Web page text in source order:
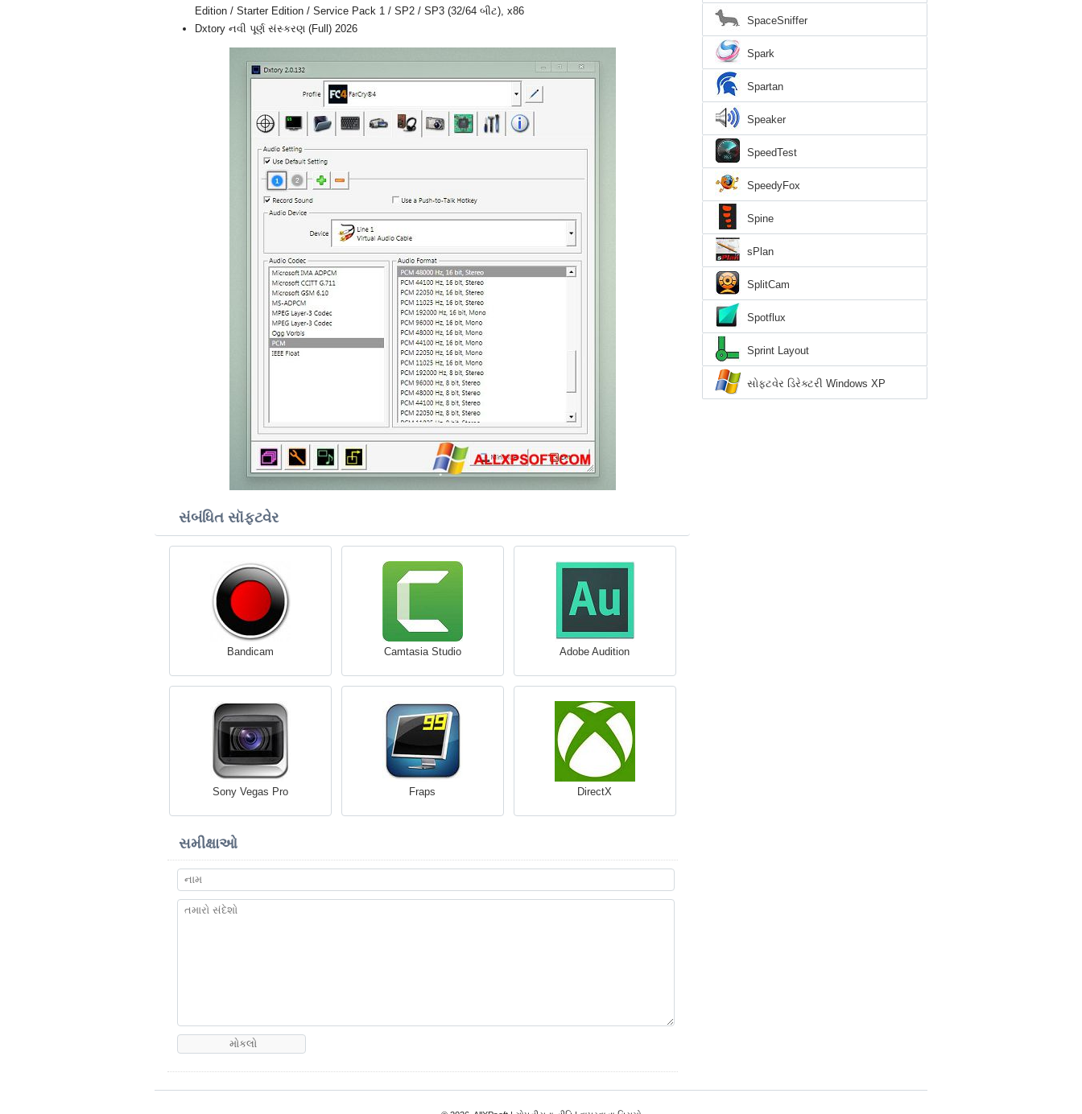
Edition / Starter Edition / Service Pack 1 / SP2 / SP3 (32/64 બીટ), x86
Dxtory નવી પૂર્ણ સંસ્કરણ (Full) 2026
સંબંધિત સૉફ્ટવેર
Bandicam Camtasia Studio Adobe Audition
Sony Vegas Pro Fraps DirectX
સમીક્ષાઓ
SpaceSniffer
Spark
Spartan
Speaker
SpeedTest
SpeedyFox
Spine
sPlan
SplitCam
Spotflux
Sprint Layout
સોફ્ટવેર ડિરેક્ટરી Windows XP